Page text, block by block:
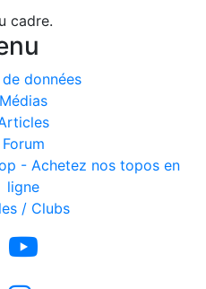
cadre.
de données
Médias
Forum
- Achetez nos topos en
ligne
/ Clubs